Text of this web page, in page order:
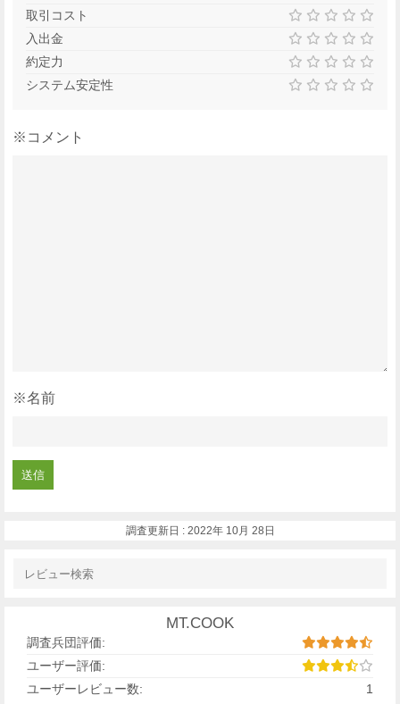
取引コスト
入出金
約定力
システム安定性
※コメント
※名前
調査更新日 : 2022年 10月 28日
MT.COOK
調査兵団評価:
ユーザー評価:
ユーザーレビュー数:
1